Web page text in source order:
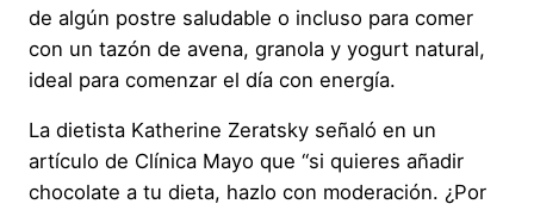
de algún postre saludable o incluso para comer
con un tazón de avena, granola y yogurt natural,
ideal para comenzar el día con energía.
La dietista Katherine Zeratsky señaló en un
artículo de Clínica Mayo que “si quieres añadir
chocolate a tu dieta, hazlo con moderación. ¿Por